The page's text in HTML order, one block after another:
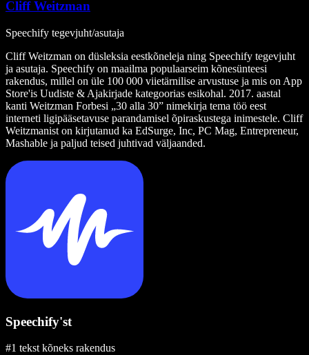
Cliff Weitzman
Speechify tegevjuht/asutaja
Cliff Weitzman on düsleksia eestkõneleja ning Speechify tegevjuht
ja asutaja. Speechify on maailma populaarseim kõnesünteesi
rakendus, millel on üle 100 000 viietärnilise arvustuse ja mis on App
Store'is Uudiste & Ajakirjade kategoorias esikohal. 2017. aastal
kanti Weitzman Forbesi „30 alla 30” nimekirja tema töö eest
interneti ligipääsetavuse parandamisel õpiraskustega inimestele. Cliff
Weitzmanist on kirjutanud ka EdSurge, Inc, PC Mag, Entrepreneur,
Mashable ja paljud teised juhtivad väljaanded.
Speechify'st
#1 tekst kõneks rakendus